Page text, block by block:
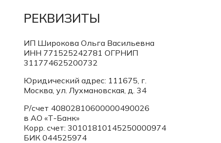
РЕКВИЗИТЫ
ИП Широкова Ольга Васильевна
ИНН 771525242781 ОГРНИП
311774625200732
Юридический адрес: 111675, г.
Москва, ул. Лухмановская, д. 34
Р/счет 40802810600000490026
в АО «Т-Банк»
Корр. счет: 30101810145250000974
БИК 044525974